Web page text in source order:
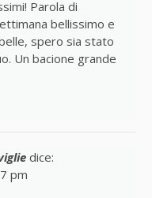
Parola di
bellissimo e
spero sia stato
Un bacione grande
dice:
pm